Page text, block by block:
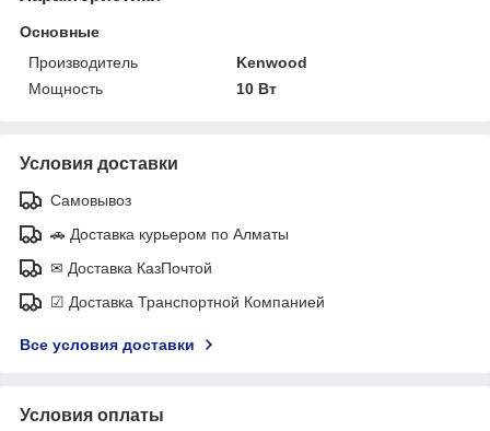
Основные
Производитель
Kenwood
Мощность
10 Вт
Условия доставки
Самовывоз
🚗 Доставка курьером по Алматы
✉ Доставка КазПочтой
☑ Доставка Транспортной Компанией
Все условия доставки
Условия оплаты